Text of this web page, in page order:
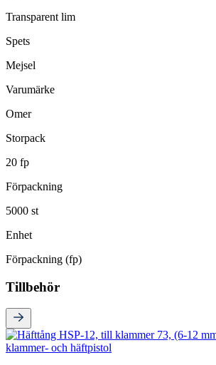
Transparent lim
Spets
Mejsel
Varumärke
Omer
Storpack
20 fp
Förpackning
5000 st
Enhet
Förpackning (fp)
Tillbehör